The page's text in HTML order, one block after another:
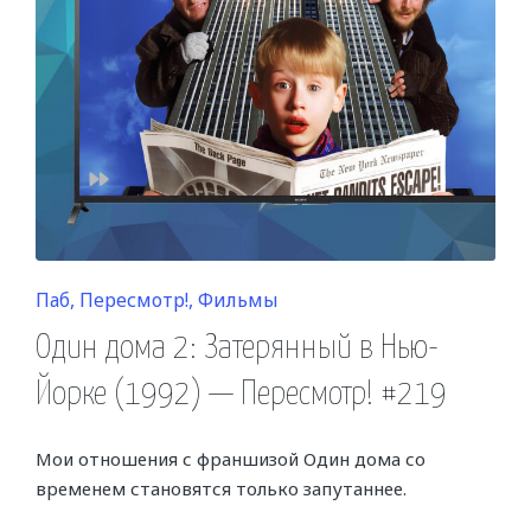
Posted
in
Паб Пересмотр! Фильмы
Один дома 2: Затерянный в Нью-
Йорке (1992) — Пересмотр! #219
Мои отношения с франшизой Один дома со
временем становятся только запутаннее.